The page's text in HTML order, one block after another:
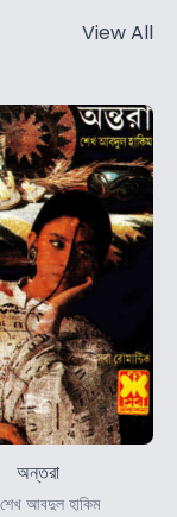
View All
অন্তরা
আবদুল হাকিম